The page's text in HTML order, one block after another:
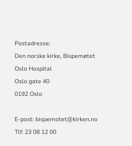
Postadresse:
Den norske kirke, Bispemøtet
Oslo Hospital
Oslo gate 40
0192 Oslo
E-post: bispemotet@kirken.no
Tlf: 23 08 12 00